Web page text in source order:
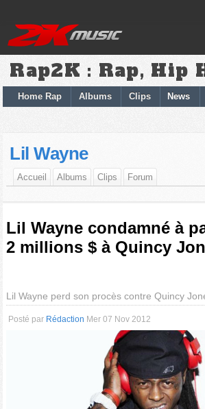
Rap2K : Rap, Hip
Home Rap Albums Clips News
Lil Wayne
Accueil Albums Clips Forum
Lil Wayne condamné à
2 millions $ à Quincy
Lil Wayne perd son procès contre Quincy
Posté par Rédaction Mer 07 Nov 2012